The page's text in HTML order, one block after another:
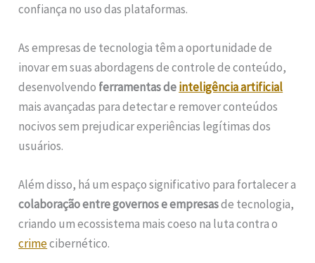
confiança no uso das plataformas.
As empresas de tecnologia têm a oportunidade de
inovar em suas abordagens de controle de conteúdo,
desenvolvendo ferramentas deinteligência artificial
mais avançadas para detectar e remover conteúdos
nocivos sem prejudicar experiências legítimas dos
usuários.
Além disso, há um espaço significativo para fortalecer a
colaboração entre governos e empresasde tecnologia,
criando um ecossistema mais coeso na luta contra o
crimecibernético.